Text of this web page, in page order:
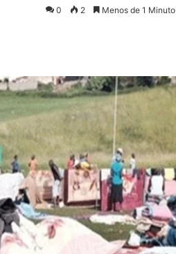
0 2 Menos de 1 Minuto